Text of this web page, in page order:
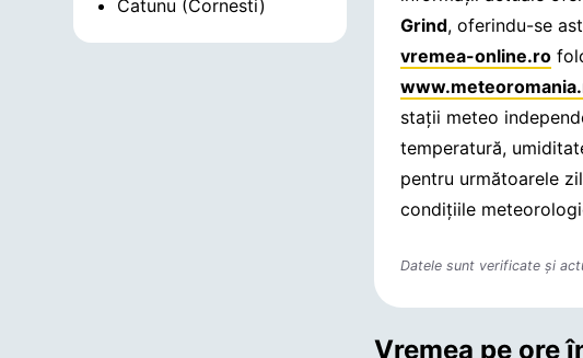
Catunu (Cornesti)
Grind, oferindu-se
vremea-online.ro
stații meteo
temperatură,
pentru următoarele
condițiile
Datele sunt verificate și
Vremea pe ore